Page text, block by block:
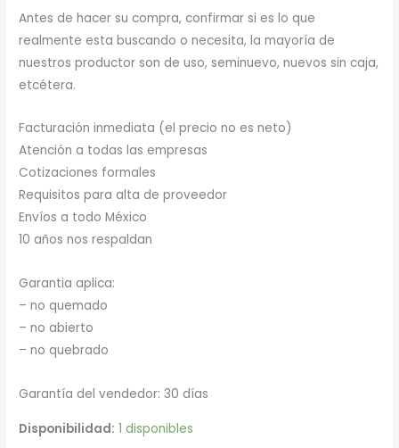
Antes de hacer su compra, confirmar si es lo que
realmente esta buscando o necesita, la mayoría de
nuestros productor son de uso, seminuevo, nuevos sin caja,
etcétera.
Facturación inmediata (el precio no es neto)
Atención a todas las empresas
Cotizaciones formales
Requisitos para alta de proveedor
Envíos a todo México
10 años nos respaldan
Garantia aplica:
– no quemado
– no abierto
– no quebrado
Garantía del vendedor: 30 días
Disponibilidad: 1 disponibles